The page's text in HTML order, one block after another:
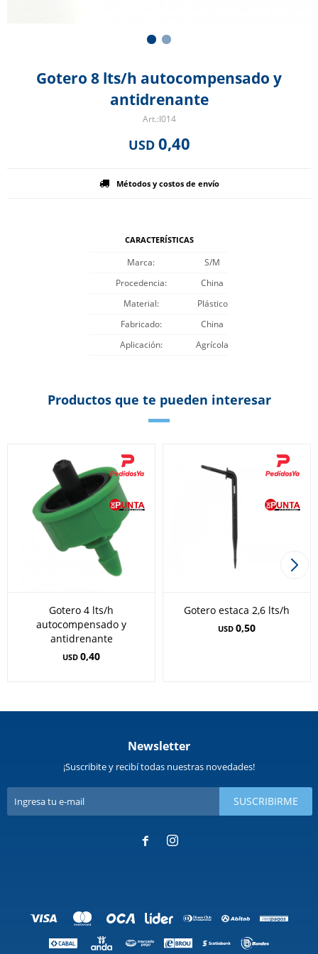
Gotero 8 lts/h autocompensado y
antidrenante
I014
USD 0,40
Métodos y costos de envío
CARACTERÍSTICAS
Marca
S/M
Procedencia
China
Material
Plástico
Fabricado
China
Aplicación
Agrícola
Productos que te pueden interesar
Gotero 4 lts/h
autocompensado y
antidrenante
USD 0,40
Gotero estaca 2,6 lts/h
USD 0,50
Newsletter
¡Suscribite y recibí todas nuestras novedades!
SUSCRIBIRME
 